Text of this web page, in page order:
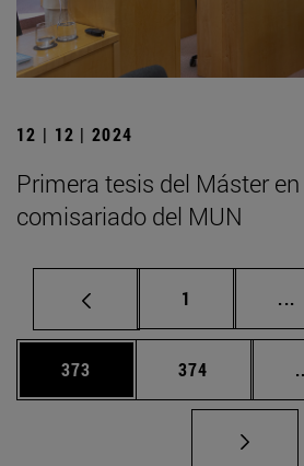
12 | 12 | 2024
Primera tesis del Máster
comisariado del MUN
Página
1 ...
Página
373 Página
374